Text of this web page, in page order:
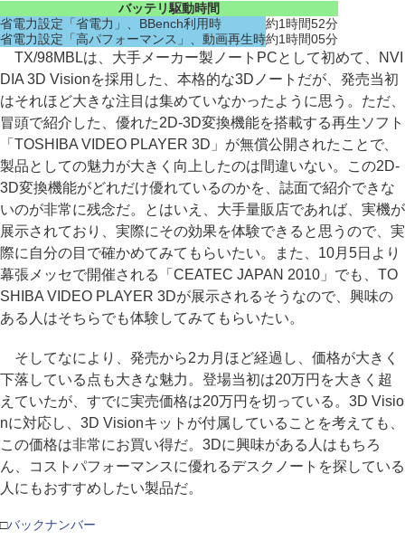
バッテリ駆動時間
省電力設定「省電力」、BBench利用時
約1時間52分
省電力設定「高パフォーマンス」、動画再生時約1時間05分
TX/98MBLは、大手メーカー製ノートPCとして初めて、NVI
DIA 3D Visionを採用した、本格的な3Dノートだが、発売当初
はそれほど大きな注目は集めていなかったように思う。ただ、
冒頭で紹介した、優れた2D-3D変換機能を搭載する再生ソフト
「TOSHIBA VIDEO PLAYER 3D」が無償公開されたことで、
製品としての魅力が大きく向上したのは間違いない。この2D-
3D変換機能がどれだけ優れているのかを、誌面で紹介できな
いのが非常に残念だ。とはいえ、大手量販店であれば、実機が
展示されており、実際にその効果を体験できると思うので、実
際に自分の目で確かめてみてもらいたい。また、10月5日より
幕張メッセで開催される「CEATEC JAPAN 2010」でも、TO
SHIBA VIDEO PLAYER 3Dが展示されるそうなので、興味の
ある人はそちらでも体験してみてもらいたい。
そしてなにより、発売から2カ月ほど経過し、価格が大きく
下落している点も大きな魅力。登場当初は20万円を大きく超
えていたが、すでに実売価格は20万円を切っている。3D Visio
nに対応し、3D Visionキットが付属していることを考えても、
この価格は非常にお買い得だ。3Dに興味がある人はもちろ
ん、コストパフォーマンスに優れるデスクノートを探している
人にもおすすめしたい製品だ。
□バックナンバー